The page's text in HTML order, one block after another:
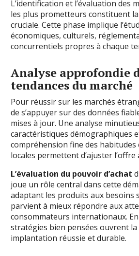
L’identification et l’évaluation des
les plus prometteurs constituent
cruciale. Cette phase implique
économiques, culturels,
concurrentiels propres à chaque
Analyse approfondie
tendances du marché
Pour réussir sur les marchés
de s’appuyer sur des données
mises à jour. Une analyse
caractéristiques démographiques
compréhension fine des habitudes
locales permettent d’ajuster l’offre
L’évaluation du pouvoir d’achat
joue un rôle central dans cette
adaptant les produits aux besoins
parvient à mieux répondre aux
consommateurs internationaux.
stratégies bien pensées ouvrent la
implantation réussie et durable.